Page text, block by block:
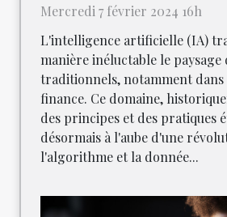
Mercredi 7 février 2024 16h
L'intelligence artificielle (IA)
manière inéluctable le paysage
traditionnels, notamment dans
finance. Ce domaine,
des principes et des pratiques
désormais à l'aube d'une
l'algorithme et la donnée...